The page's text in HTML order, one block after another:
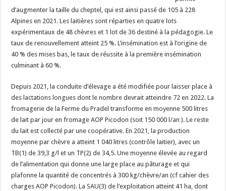
d’augmenter la taille du cheptel, qui est ainsi passé de 105 à 228
Alpines en 2021. Les laitières sont réparties en quatre lots
expérimentaux de 48 chèvres et 1 lot de 36 destiné à la pédagogie. Le
taux de renouvellement atteint 25 %. L’insémination est à l’origine de
40 % des mises bas, le taux de réussite à la première insémination
culminant à 60 %.
Depuis 2021, la conduite d’élevage a été modifiée pour laisser place à
des lactations longues dont le nombre devrait atteindre 72 en 2022. La
fromagerie de la Ferme du Pradel transforme en moyenne 500 litres
de lait par jouren fromage AOP Picodon (soit 150 000 l/an ). Le reste
du lait est collecté parune coopérative. En 2021, la production
moyenne par chèvre a atteint 1 040 litres (contrôle laitier), avec un
TB(1) de 39,3 g/l et un TP(2) de 34,5. Une moyenne élevée au regard
de l’alimentation qui donne une large place au pâturage et qui
plafonne la quantité de concentrés à 300 kg/chèvre/an (cf cahier des
charges AOP Picodon). La SAU(3) de l’exploitation atteint 41 ha, dont